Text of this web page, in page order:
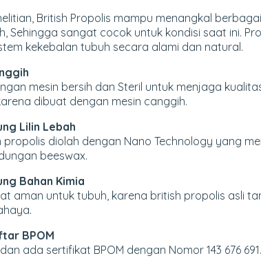
British Propolis mampu menangkal
Sehingga sangat cocok untuk kondisi saat ini.
kekebalan tubuh secara alami dan natural.
mesin bersih dan Steril untuk menjaga
dibuat dengan mesin canggih.
Lilin Lebah
diolah dengan Nano Technology yang
beeswax.
Bahan Kimia
aman untuk tubuh, karena british propolis asli
BPOM
ada sertifikat BPOM dengan Nomor 143 676 691.